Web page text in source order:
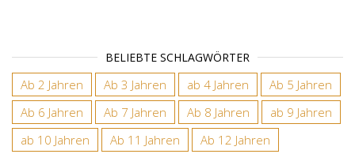
BELIEBTE SCHLAGWÖRTER
Ab 2 Jahren Ab 3 Jahren ab 4 Jahren
Ab 5 Jahren
Ab 6 Jahren
Ab 7 Jahren Ab 8 Jahren
ab 9 Jahren
ab 10 Jahren
Ab 11 Jahren
Ab 12 Jahren